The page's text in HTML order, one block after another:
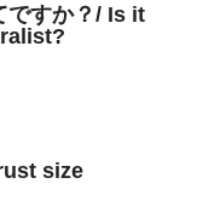
ですか？/ Is it
size